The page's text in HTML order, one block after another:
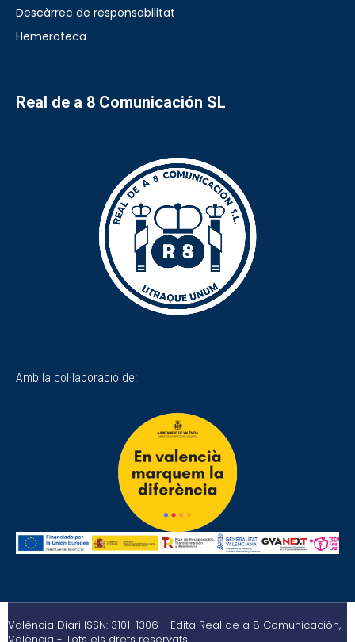
Descàrrec de responsabilitat
Hemeroteca
Real de a 8 Comunicación SL
Amb la col·laboració de:
València Diari ISSN: 3101-1306 - Edita Real de a 8 Comunicación,
València - Tots els drets reservats